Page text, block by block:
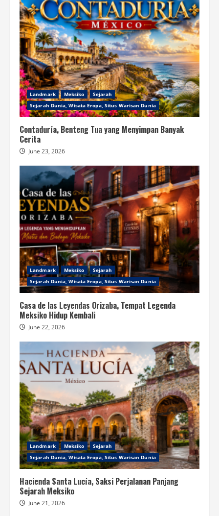
Landmark Meksiko
Sejarah
Sejarah Dunia, Wisata Eropa, Situs Warisan Dunia
Contaduría, Benteng Tua yang Menyimpan Banyak
Cerita
June 23, 2026
Landmark Meksiko
Sejarah
Sejarah Dunia, Wisata Eropa, Situs Warisan Dunia
Casa de las Leyendas Orizaba, Tempat Legenda
Meksiko Hidup Kembali
June 22, 2026
Landmark Meksiko
Sejarah
Sejarah Dunia, Wisata Eropa, Situs Warisan Dunia
Hacienda Santa Lucía, Saksi Perjalanan Panjang
Sejarah Meksiko
June 21, 2026